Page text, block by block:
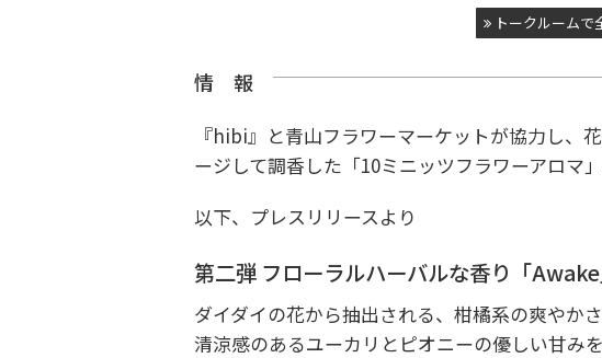
トークルームで
情 報
『hibi』と青山フラワーマーケットが協力し、
ージして調香した「10ミニッツフラワーアロマ」
以下、プレスリリースより
第二弾 フローラルハーバルな香り「Awake
ダイダイの花から抽出される、柑橘系の爽やか
清涼感のあるユーカリとピオニーの優しい甘み